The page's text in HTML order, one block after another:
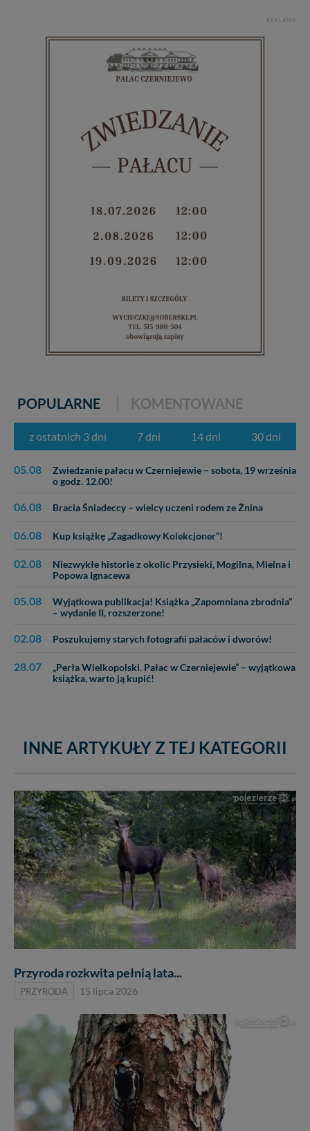
REKLAMA
POPULARNE KOMENTOWANE
z ostatnich 3 dni 7 dni 14 dni 30 dni
05.08
Zwiedzanie pałacu w Czerniejewie – sobota, 19 września
o godz. 12.00!
06.08 Bracia Śniadeccy – wielcy uczeni rodem ze Żnina
06.08 Kup książkę „Zagadkowy Kolekcjoner”!
02.08
Niezwykłe historie z okolic Przysieki, Mogilna, Mielna i
Popowa Ignacewa
05.08
Wyjątkowa publikacja! Książka „Zapomniana zbrodnia”
– wydanie II, rozszerzone!
02.08 Poszukujemy starych fotografii pałaców i dworów!
28.07
„Perła Wielkopolski. Pałac w Czerniejewie” – wyjątkowa
książka, warto ją kupić!
INNE ARTYKUŁY Z TEJ KATEGORII
Przyroda rozkwita pełnią lata...
PRZYRODA 15 lipca 2026
serwisu (zapamiętywanie pozycji na mapach, ostatnie
wyszukania, ulubione miejsca, logowania, itp).
Bezpieczeństwo Twoich danych jest dla nas
priorytetowe, bez poinformowania Ciebie nie będziemy
nas bezpieczne, jeśli masz wątpliwości co do naszych
intencji, zawsze możesz wycofać swoją zgodę. Więcej
informacji uzyskach w naszej
Polityce Prywatności
Klikając znak X lub przycisk PRZEJDŹ DO SERWISU
wyrażasz zgodę na przetwarzanie Twoich danych.
Twoich danych innym podmiotom oraz osobom
Twoich danych jest elementem usługi (przekazanie
w przypadku rezerwacji usług typu: nocleg, czartery,
Administratorem Twoich danych jest firma: Media
Lokalne Karol Soberski, z siedzibą w Gnieźnie, na os.
Piastowskim 10B/10. Możesz z nami skontaktować się
za pośrednictwem tejstrony.
zabronić ich przetwarzania. Pamiętaj jednak, że nie
zawsze jest możliwe techniczne zrealizowanie Twoich
praw w odniesieniu do informacji zawartych w plikach
cookies. Twoja przeglądarka umożliwia Ci skasowanie
zrobić za Ciebie.
Dziękujemy.
Pojezierze Gnieźnieńskie - odkrywaj i wypoczywaj...
Pojezierze Gnieźnieńskie - na weekend, wycieczkę,
wakacje...